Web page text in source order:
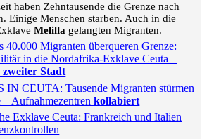
haben Zehntausende die Grenze nach
Einige Menschen starben. Auch in die
Melilla gelangten Migranten.
40.000 Migranten überqueren Grenze:
in die Nordafrika-Exklave Ceuta –
Stadt
IN CEUTA: Tausende Migranten stürmen
– Aufnahmezentrenkollabiert
Exklave Ceuta: Frankreich und Italien